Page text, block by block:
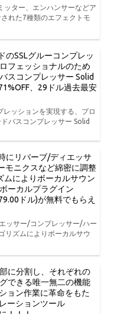
ッター、エンハンサーなどア
れた7種類のエフェクトモ
のSSLグルーコンプレッ
フェッショナルのため
スコンプレッサー Solid
、29ドル過去最安
レッションを実現する、プロ
バスコンプレッサー Solid
にリバーブ/ディエッサ
モニクスなど綿密に調整
ムによりボーカルサウン
ーカルプラグイン
ドル)が無料でもらえ
ッサー/コンプレッサー/ハー
リズムによりボーカルサウ
に分割し、それぞれの
できる唯一無二の機能
ョン作業に革命をもた
ーションツール